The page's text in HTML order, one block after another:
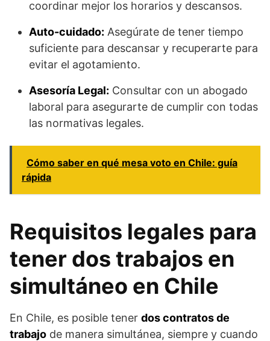
coordinar mejor los horarios y descansos.
Auto-cuidado: Asegúrate de tener tiempo
suficiente para descansar y recuperarte para
evitar el agotamiento.
Asesoría Legal: Consultar con un abogado
laboral para asegurarte de cumplir con todas
las normativas legales.
Cómo saber en qué mesa voto en Chile: guía
rápida
Requisitos legales para
tener dos trabajos en
simultáneo en Chile
En Chile, es posible tener dos contratos de
trabajo de manera simultánea, siempre y cuando